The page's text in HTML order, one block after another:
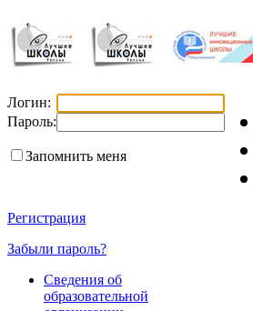
Логин:
Пароль:
Запомнить меня
Регистрация
Забыли пароль?
Сведения об
образовательной